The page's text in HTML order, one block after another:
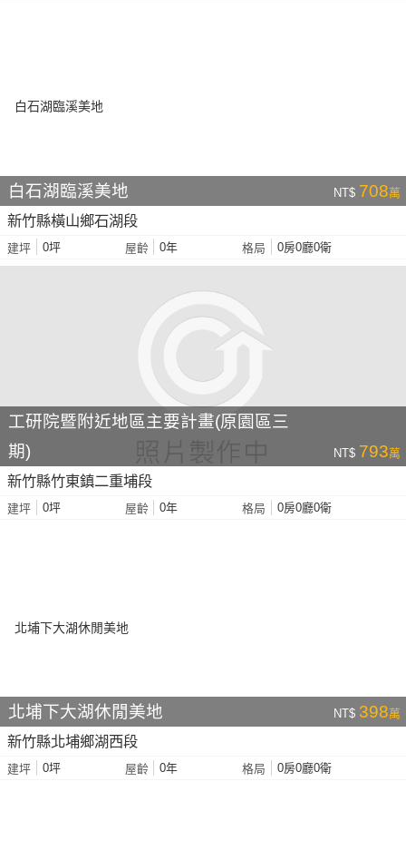
白石湖臨溪美地 NT$ 708萬
新竹縣橫山鄉石湖段
建坪 0坪 屋齡 0年 格局 0房0廳0衛
工研院暨附近地區主要計畫(原園區三
期)
NT$ 793萬
新竹縣竹東鎮二重埔段
建坪 0坪 屋齡 0年 格局 0房0廳0衛
北埔下大湖休閒美地 NT$ 398萬
新竹縣北埔鄉湖西段
建坪 0坪 屋齡 0年 格局 0房0廳0衛